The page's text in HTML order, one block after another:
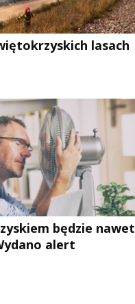
lasach
będzie nawet
alert